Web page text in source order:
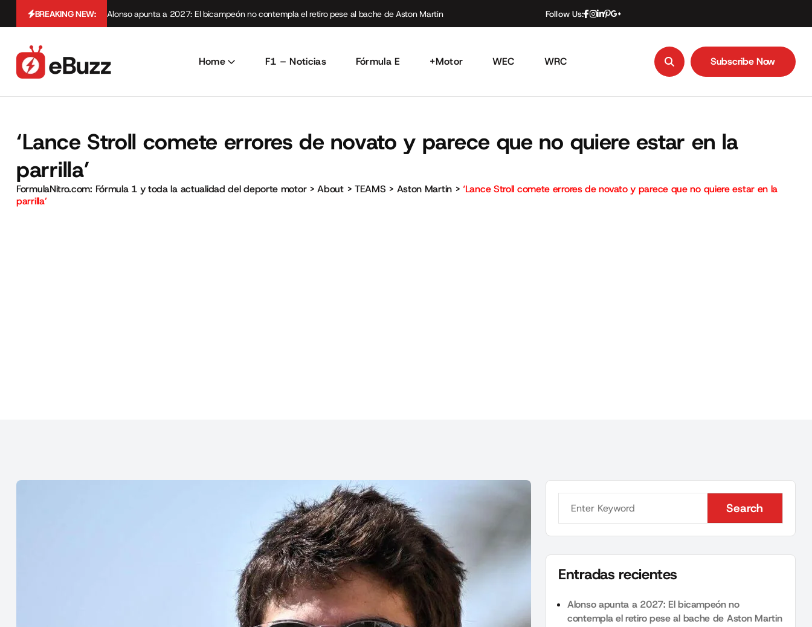
BREAKING NEW: Alonso apunta a 2027: El bicampeón no contempla el retiro pese al bache de Aston Martin Follow Us:
Home F1 – Noticias Fórmula E +Motor WEC WRC Subscribe Now
‘Lance Stroll comete errores de novato y parece que no quiere estar en la
parrilla’
FormulaNitro.com: Fórmula 1 y toda la actualidad del deporte motor>About> TEAMS > Aston Martin>‘Lance Stroll comete errores de novato y parece que no quiere estar en la
parrilla’
Search
Search
Entradas recientes
Alonso apunta a 2027: El bicampeón no
contempla el retiro pese al bache de Aston Martin